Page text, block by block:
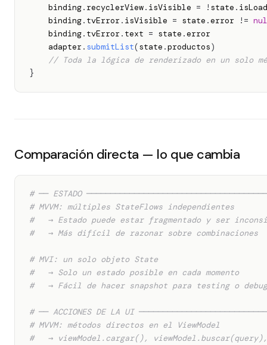
    binding
. recyclerView. isVisible = ! state .
    binding
. tvError . isVisible = state .error !=
    binding
. tvError . text = state .error
    adapter
. submitList(state .productos)
// Toda la lógica de renderizado en un solo
}
Comparación directa — lo que cambia
# ── ESTADO
# MVVM: múltiples StateFlows independientes
#   → Estado puede estar fragmentado y ser
#   → Más difícil de razonar sobre combinaciones
# MVI: un solo objeto State
#   → Solo un estado posible en cada momento
#   → Fácil de hacer snapshot para testing o
# ── ACCIONES DE LA UI
# MVVM: métodos directos en el ViewModel
#   → viewModel.cargar(),